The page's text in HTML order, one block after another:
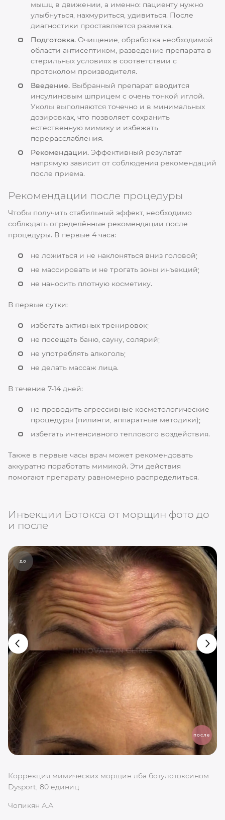
мышц в движении, а именно: пациенту нужно
улыбнуться, нахмуриться, удивиться. После
диагностики проставляется разметка.
Подготовка. Очищение, обработка необходимой
области антисептиком, разведение препарата в
стерильных условиях в соответствии с
протоколом производителя.
Введение. Выбранный препарат вводится
инсулиновым шприцем с очень тонкой иглой.
Уколы выполняются точечно и в минимальных
дозировках, что позволяет сохранить
естественную мимику и избежать
перерасслабления.
Рекомендации. Эффективный результат
напрямую зависит от соблюдения рекомендаций
после приема.
Рекомендации после процедуры
Чтобы получить стабильный эффект, необходимо
соблюдать определённые рекомендации после
процедуры. В первые 4 часа:
не ложиться и не наклоняться вниз головой;
не массировать и не трогать зоны инъекций;
не наносить плотную косметику.
В первые сутки:
избегать активных тренировок;
не посещать баню, сауну, солярий;
не употреблять алкоголь;
не делать массаж лица.
В течение 7-14 дней:
не проводить агрессивные косметологические
процедуры (пилинги, аппаратные методики);
избегать интенсивного теплового воздействия.
Также в первые часы врач может рекомендовать
аккуратно поработать мимикой. Эти действия
помогают препарату равномерно распределиться.
Инъекции Ботокса от морщин фото до
и после
до
после
Коррекция мимических морщин лба ботулотоксином
Dysport, 80 единиц
Чопикян А.А.